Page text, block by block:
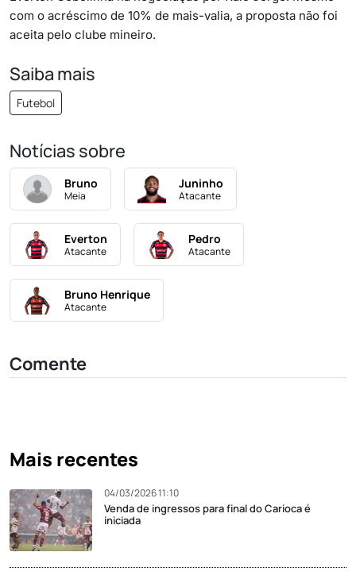
com o acréscimo de 10% de mais-valia, a proposta não foi
aceita pelo clube mineiro.
Saiba mais
Futebol
Notícias sobre
Bruno
Meia
Juninho
Atacante
Everton
Atacante
Pedro
Atacante
Bruno Henrique
Atacante
Comente
Mais recentes
04/03/2026 11:10
Venda de ingressos para final do Carioca é
iniciada